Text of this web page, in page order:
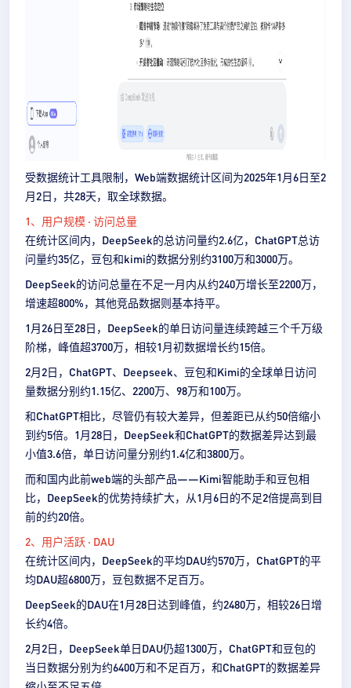
受数据统计工具限制，Web端数据统计区间为2025年1月6日至2
月2日，共28天，取全球数据。
1、用户规模 · 访问总量
在统计区间内，DeepSeek的总访问量约2.6亿，ChatGPT总访
问量约35亿，豆包和kimi的数据分别约3100万和3000万。
DeepSeek的访问总量在不足一月内从约240万增长至2200万，
增速超800%，其他竞品数据则基本持平。
1月26日至28日，DeepSeek的单日访问量连续跨越三个千万级
阶梯，峰值超3700万，相较1月初数据增长约15倍。
2月2日，ChatGPT、Deepseek、豆包和Kimi的全球单日访问
量数据分别约1.15亿、2200万、98万和100万。
和ChatGPT相比，尽管仍有较大差异，但差距已从约50倍缩小
到约5倍。1月28日，DeepSeek和ChatGPT的数据差异达到最
小值3.6倍，单日访问量分别约1.4亿和3800万。
而和国内此前web端的头部产品——Kimi智能助手和豆包相
比，DeepSeek的优势持续扩大，从1月6日的不足2倍提高到目
前的约20倍。
2、用户活跃 · DAU
在统计区间内，DeepSeek的平均DAU约570万，ChatGPT的平
均DAU超6800万，豆包数据不足百万。
DeepSeek的DAU在1月28日达到峰值，约2480万，相较26日增
长约4倍。
2月2日，DeepSeek单日DAU仍超1300万，ChatGPT和豆包的
当日数据分别为约6400万和不足百万，和ChatGPT的数据差异